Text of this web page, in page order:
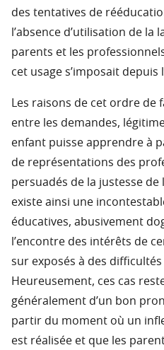
des tentatives de
l’absence d’utilisation de la
parents et les
cet usage s’imposait depuis
Les raisons de cet ordre
entre les demandes,
enfant puisse apprendre à
de représentations des
persuadés de la justesse de
existe ainsi une
éducatives, abusivement
l’encontre des intérêts de
sur exposés à des difficultés
Heureusement, ces cas
généralement d’un bon
partir du moment où un
est réalisée et que les